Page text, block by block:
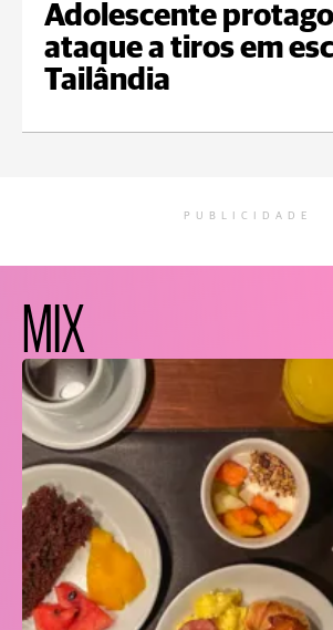
Adolescente
ataque a tiros em
Tailândia
PUBLICIDADE
MIX